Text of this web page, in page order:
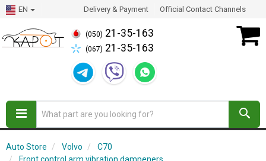
EN Delivery & Payment Official Contact Channels
(050) 21-35-163
(067) 21-35-163
Auto Store Volvo
C70